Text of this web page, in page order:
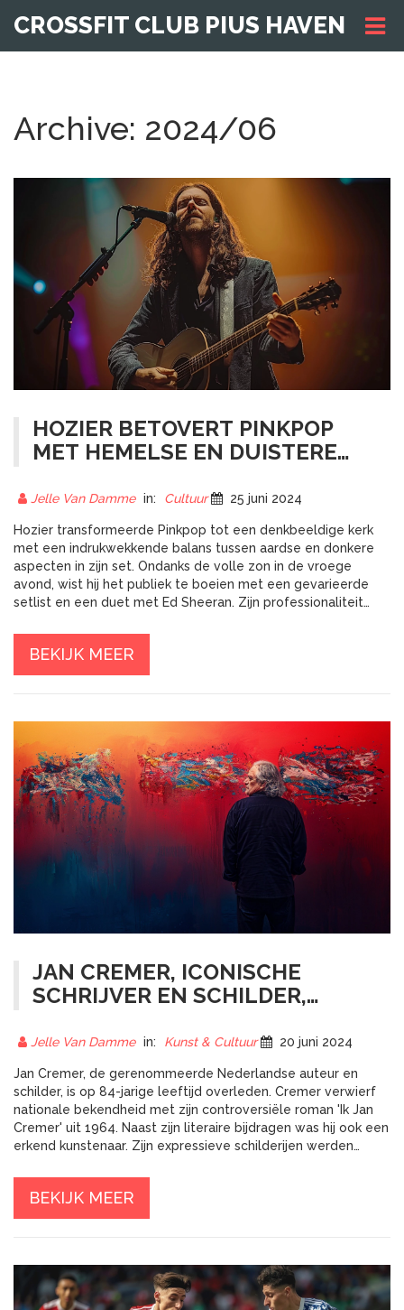
CROSSFIT CLUB PIUS HAVEN
Archive: 2024/06
HOZIER BETOVERT PINKPOP
MET HEMELSE EN DUISTERE
Jelle Van Damme in: Cultuur 25 juni 2024
Hozier transformeerde Pinkpop tot een denkbeeldige kerk
met een indrukwekkende balans tussen aardse en donkere
aspecten in zijn set. Ondanks de volle zon in de vroege
avond, wist hij het publiek te boeien met een gevarieerde
setlist en een duet met Ed Sheeran. Zijn professionaliteit
nummers een magische lading kregen.
BEKIJK MEER
JAN CREMER, ICONISCHE
SCHRIJVER EN SCHILDER,
LEEFTIJD
Jelle Van Damme in: Kunst & Cultuur 20 juni 2024
Jan Cremer, de gerenommeerde Nederlandse auteur en
schilder, is op 84-jarige leeftijd overleden. Cremer verwierf
nationale bekendheid met zijn controversiële roman 'Ik Jan
Cremer' uit 1964. Naast zijn literaire bijdragen was hij ook een
erkend kunstenaar. Zijn expressieve schilderijen werden
een blijvende erfenis in de Nederlandse cultuur.
BEKIJK MEER